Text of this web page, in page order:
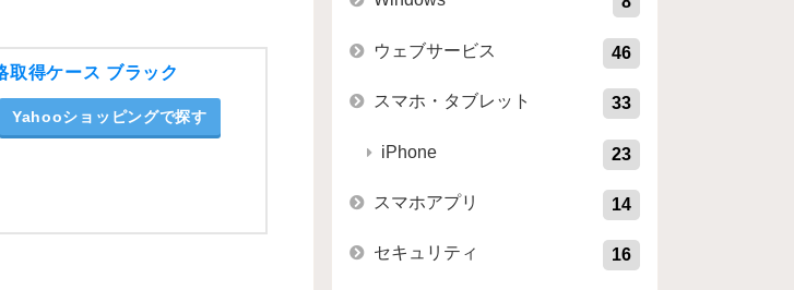
得ケース ブラック
Yahooショッピングで探す
ウェブサービス 46
スマホ・タブレット 33
iPhone 23
スマホアプリ 14
セキュリティ 16